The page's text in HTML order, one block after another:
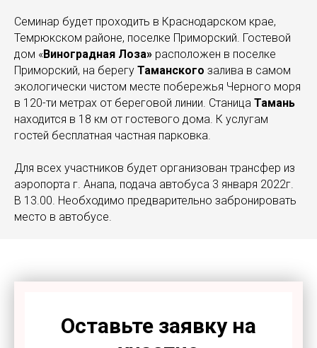
Семинар будет проходить в Краснодарском крае,
Темрюкском районе, поселке Приморский. Гостевой
дом «Виноградная Лоза» расположен в поселке
Приморский, на берегу Таманского залива в самом
экологически чистом месте побережья Черного моря
в 120-ти метрах от береговой линии. Станица Тамань
находится в 18 км от гостевого дома. К услугам
гостей бесплатная частная парковка.
Для всех участников будет организован трансфер из
аэропорта г. Анапа, подача автобуса 3 января 2022г.
В 13.00. Необходимо предварительно забронировать
место в автобусе.
Оставьте заявку на